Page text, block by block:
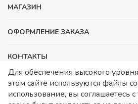
МАГАЗИН
ОФОРМЛЕНИЕ ЗАКАЗА
КОНТАКТЫ
ООО «Детский сад», ОГРН
ИНН 7728252648 КПП 772601001
ул. Подольских курсантов, д 3. стр 2.
Для обеспечения высокого
этом сайте используются файлы
использование, вы соглашаетесь